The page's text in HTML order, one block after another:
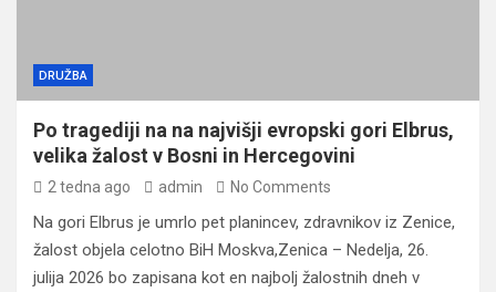
DRUŽBA
Po tragediji na na najvišji evropski gori Elbrus,
velika žalost v Bosni in Hercegovini
2 tedna ago admin No Comments
Na gori Elbrus je umrlo pet planincev, zdravnikov iz Zenice,
žalost objela celotno BiH Moskva,Zenica – Nedelja, 26.
julija 2026 bo zapisana kot en najbolj žalostnih dneh v